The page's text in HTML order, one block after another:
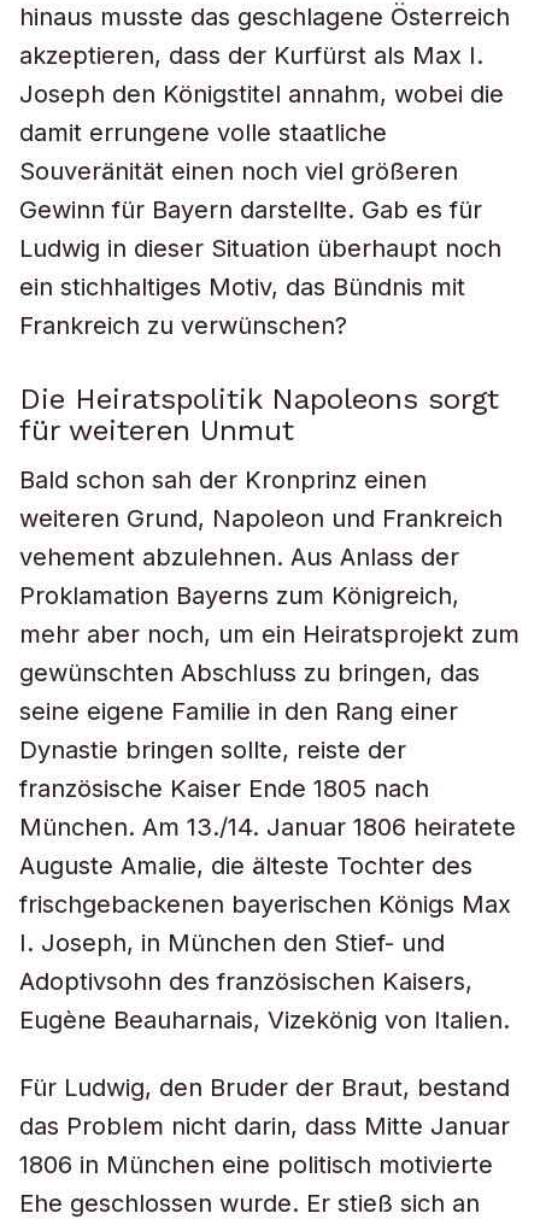
hinaus musste das geschlagene Österreich
akzeptieren, dass der Kurfürst als Max I.
Joseph den Königstitel annahm, wobei die
damit errungene volle staatliche
Souveränität einen noch viel größeren
Gewinn für Bayern darstellte. Gab es für
Ludwig in dieser Situation überhaupt noch
ein stichhaltiges Motiv, das Bündnis mit
Frankreich zu verwünschen?
Die Heiratspolitik Napoleons sorgt
für weiteren Unmut
Bald schon sah der Kronprinz einen
weiteren Grund, Napoleon und Frankreich
vehement abzulehnen. Aus Anlass der
Proklamation Bayerns zum Königreich,
mehr aber noch, um ein Heiratsprojekt zum
gewünschten Abschluss zu bringen, das
seine eigene Familie in den Rang einer
Dynastie bringen sollte, reiste der
französische Kaiser Ende 1805 nach
München. Am 13./14. Januar 1806 heiratete
Auguste Amalie, die älteste Tochter des
frischgebackenen bayerischen Königs Max
I. Joseph, in München den Stief- und
Adoptivsohn des französischen Kaisers,
Eugène Beauharnais, Vizekönig von Italien.
Für Ludwig, den Bruder der Braut, bestand
das Problem nicht darin, dass Mitte Januar
1806 in München eine politisch motivierte
Ehe geschlossen wurde. Er stieß sich an